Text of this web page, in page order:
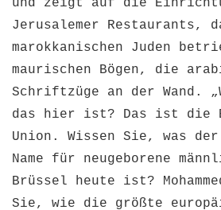
und zeigt auf die
Jerusalemer Restaurants,
marokkanischen Juden
maurischen Bögen, die
Schriftzüge an der Wand.
das hier ist? Das ist die
Union. Wissen Sie, was
Name für neugeborene
Brüssel heute ist?
Sie, wie die größte